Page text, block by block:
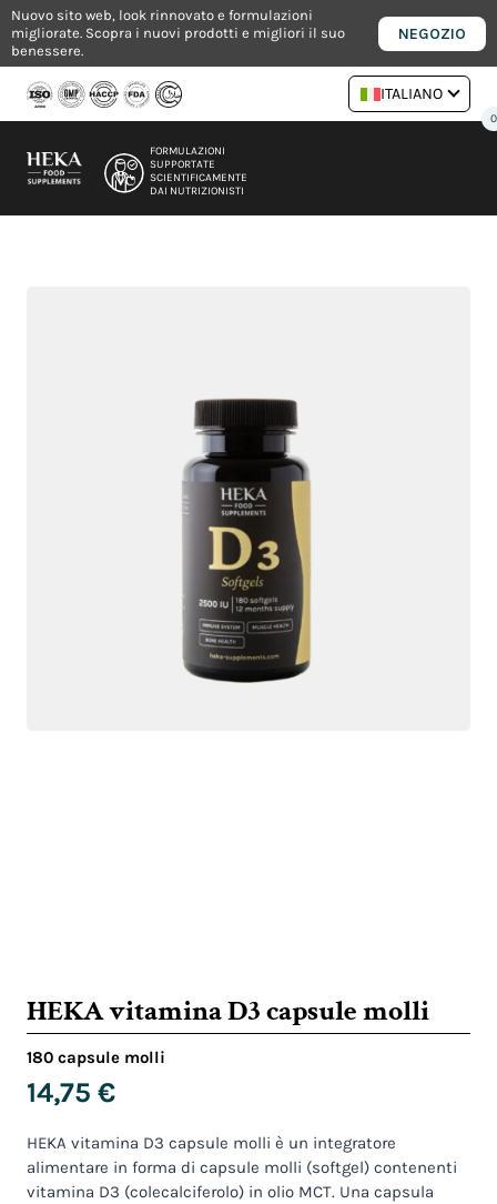
Vai
contenuto
Nuovo sito web, look rinnovato e formulazioni
migliorate. Scopra i nuovi prodotti e migliori il suo
benessere.
NEGOZIO
ITALIANO
FORMULAZIONI
SUPPORTATE
SCIENTIFICAMENTE
DAI NUTRIZIONISTI
0
HEKA vitamina D3 capsule molli
180 capsule molli
14,75 €
HEKA vitamina D3 capsule molli è un integratore
alimentare in forma di capsule molli (softgel) contenenti
vitamina D3 (colecalciferolo) in olio MCT. Una capsula